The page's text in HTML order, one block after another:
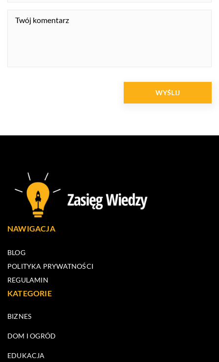
NAWIGACJA
BLOG
POLITYKA PRYWATNOŚCI
REGULAMIN
KATEGORIE
BIZNES
DOM I OGRÓD
EDUKACJA